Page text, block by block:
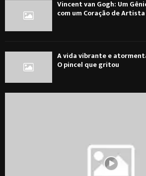
Vincent van Gogh: Um
com um Coração de Artista
A vida vibrante e
O pincel que gritou